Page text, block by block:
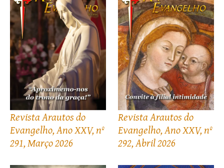
Revista Arautos do
Evangelho, Ano XXV, nº
291, Março 2026
Revista Arautos do
Evangelho, Ano XXV, nº
292, Abril 2026